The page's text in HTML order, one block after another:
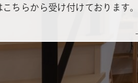
こちらから受け付けております。